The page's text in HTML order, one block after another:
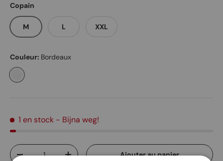
Copain
M L XXL
Couleur: Bordeaux
Bordeaux
1 en stock - Bijna weg!
Qté
Diminuer la quantitéAugmenter la quantitéAjouter au panier